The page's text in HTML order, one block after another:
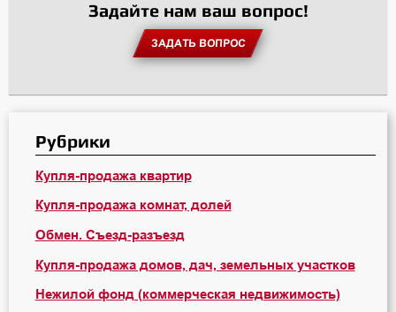
Задайте нам ваш вопрос!
ЗАДАТЬ ВОПРОС
Рубрики
Купля-продажа квартир
Купля-продажа комнат, долей
Обмен. Съезд-разъезд
Купля-продажа домов, дач, земельных участков
Нежилой фонд (коммерческая недвижимость)